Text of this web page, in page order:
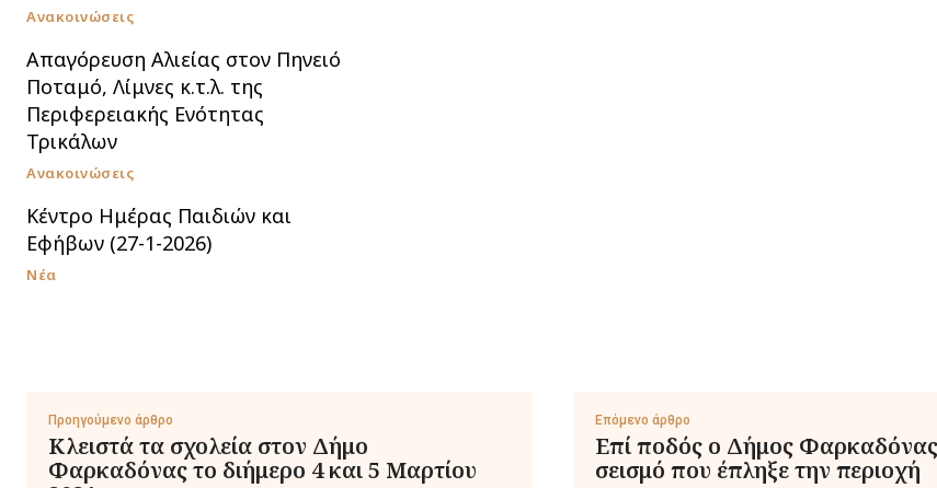
Ανακοινώσεις
Απαγόρευση Αλιείας στον Πηνειό
Ποταμό, Λίμνες κ.τ.λ. της
Περιφερειακής Ενότητας
Τρικάλων
Ανακοινώσεις
Κέντρο Ημέρας Παιδιών και
Εφήβων (27-1-2026)
Νέα
Προηγούμενο άρθρο
Κλειστά τα σχολεία στον Δήμο
Φαρκαδόνας τo διήμερο 4 και 5 Μαρτίου
Επόμενο άρθρο
Επί ποδός ο Δήμος
σεισμό που έπληξε την περιοχή